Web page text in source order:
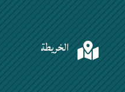
 الخريطة